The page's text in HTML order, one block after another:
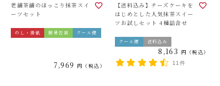
老舗茶舗のほっこり抹茶スイ
ーツセット
のし・掛紙 簡易包装 クール便
7,969 税込
【送料込み】チーズケーキを
はじめとした人気抹茶スイー
ツお試しセット 4種詰合せ
クール便 送料込み
8,163 税込
11件